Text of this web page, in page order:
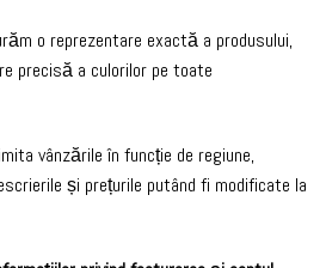
o reprezentare exactă a produsului,
precisă a culorilor pe toate
vânzările în funcție de regiune,
și prețurile putând fi modificate la